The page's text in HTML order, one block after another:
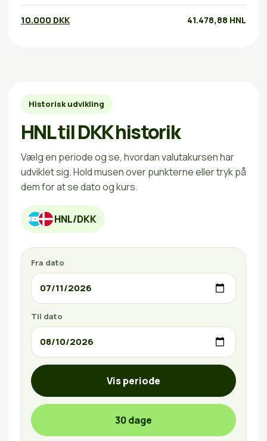
10.000 DKK 41.478,88 HNL
Historisk udvikling
HNL til DKK historik
Vælg en periode og se, hvordan valutakursen har
udviklet sig. Hold musen over punkterne eller tryk på
dem for at se dato og kurs.
HNL/DKK
Fra dato
Til dato
Vis periode
30 dage